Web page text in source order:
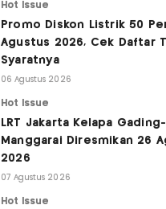
Hot Issue
Promo Diskon Listrik 50
Agustus 2026, Cek Daftar
Syaratnya
06 Agustus 2026
Hot Issue
LRT Jakarta Kelapa Gading-
Manggarai Diresmikan 26
2026
07 Agustus 2026
Hot Issue